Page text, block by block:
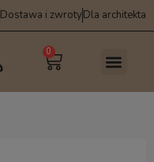
Dostawa i zwrotyDla architekta
0